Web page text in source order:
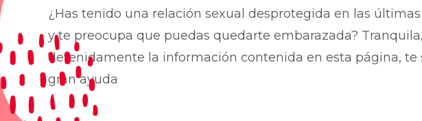
¿Has tenido una relación sexual desprotegida en las últimas
y te preocupa que puedas quedarte embarazada?
detenidamente la información contenida en esta página, te
gran ayuda